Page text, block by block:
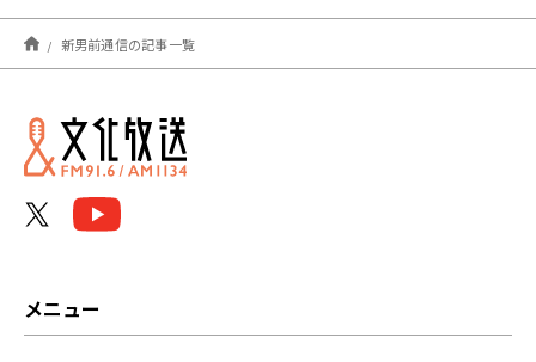
2026年07月
2026年06月
2026年05月
新男前通信の記事一覧
メニュー